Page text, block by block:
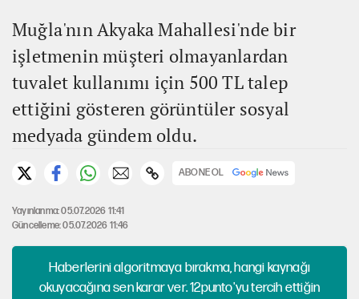
Muğla'nın Akyaka Mahallesi'nde bir
işletmenin müşteri olmayanlardan
tuvalet kullanımı için 500 TL talep
ettiğini gösteren görüntüler sosyal
medyada gündem oldu.
ABONE OL
Yayınlanma: 05.07.2026 11:41
Güncelleme: 05.07.2026 11:46
Haberlerini algoritmaya bırakma, hangi kaynağı
okuyacağına sen karar ver. 12punto'yu tercih ettiğin